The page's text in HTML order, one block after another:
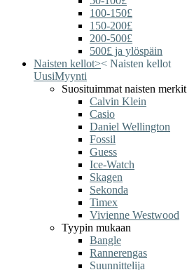
100-150£
150-200£
200-500£
500£ ja ylöspäin
Naisten kellot>< Naisten kellot
UusiMyynti
Suosituimmat naisten merkit
Calvin Klein
Casio
Daniel Wellington
Fossil
Guess
Ice-Watch
Skagen
Sekonda
Timex
Vivienne Westwood
Tyypin mukaan
Bangle
Rannerengas
Suunnittelija